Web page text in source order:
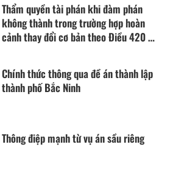
Thẩm quyền tài phán khi đàm phán
không thành trong trường hợp hoàn
cảnh thay đổi cơ bản theo Điều 420 Bộ
Chính thức thông qua đề án thành lập
thành phố Bắc Ninh
Thông điệp mạnh từ vụ án sầu riêng